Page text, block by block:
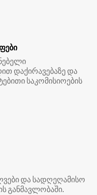
დაქირავებაზე და
საკომისიოების
და სადღეღამისო
განმავლობაში.